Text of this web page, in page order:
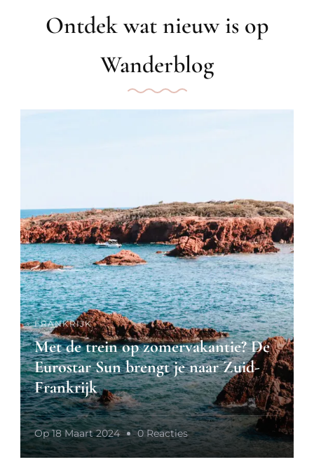
Ontdek wat nieuw is op
Wanderblog
FRANKRIJK
Met de trein op zomervakantie? De
Eurostar Sun brengt je naar Zuid-
Frankrijk
Op18 Maart 2024 0 ReactiesOp
Met